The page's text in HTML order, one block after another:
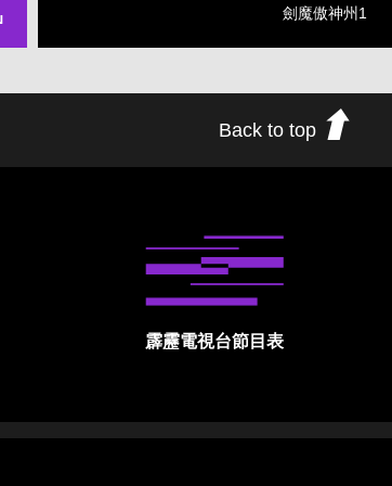
劍魔傲神州1
Back to top
霹靂電視台節目表